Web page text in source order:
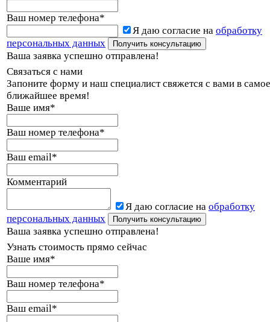
Ваш номер телефона*
Я даю согласие на обработку
персональных данных
Ваша заявка успешно отправлена!
Связаться с нами
Запоните форму и наш специалист свяжется с вами в самое
ближайшее время!
Ваше имя*
Ваш номер телефона*
Ваш email*
Комментарий
Я даю согласие на обработку
персональных данных
Ваша заявка успешно отправлена!
Узнать стоимость прямо сейчас
Ваше имя*
Ваш номер телефона*
Ваш email*